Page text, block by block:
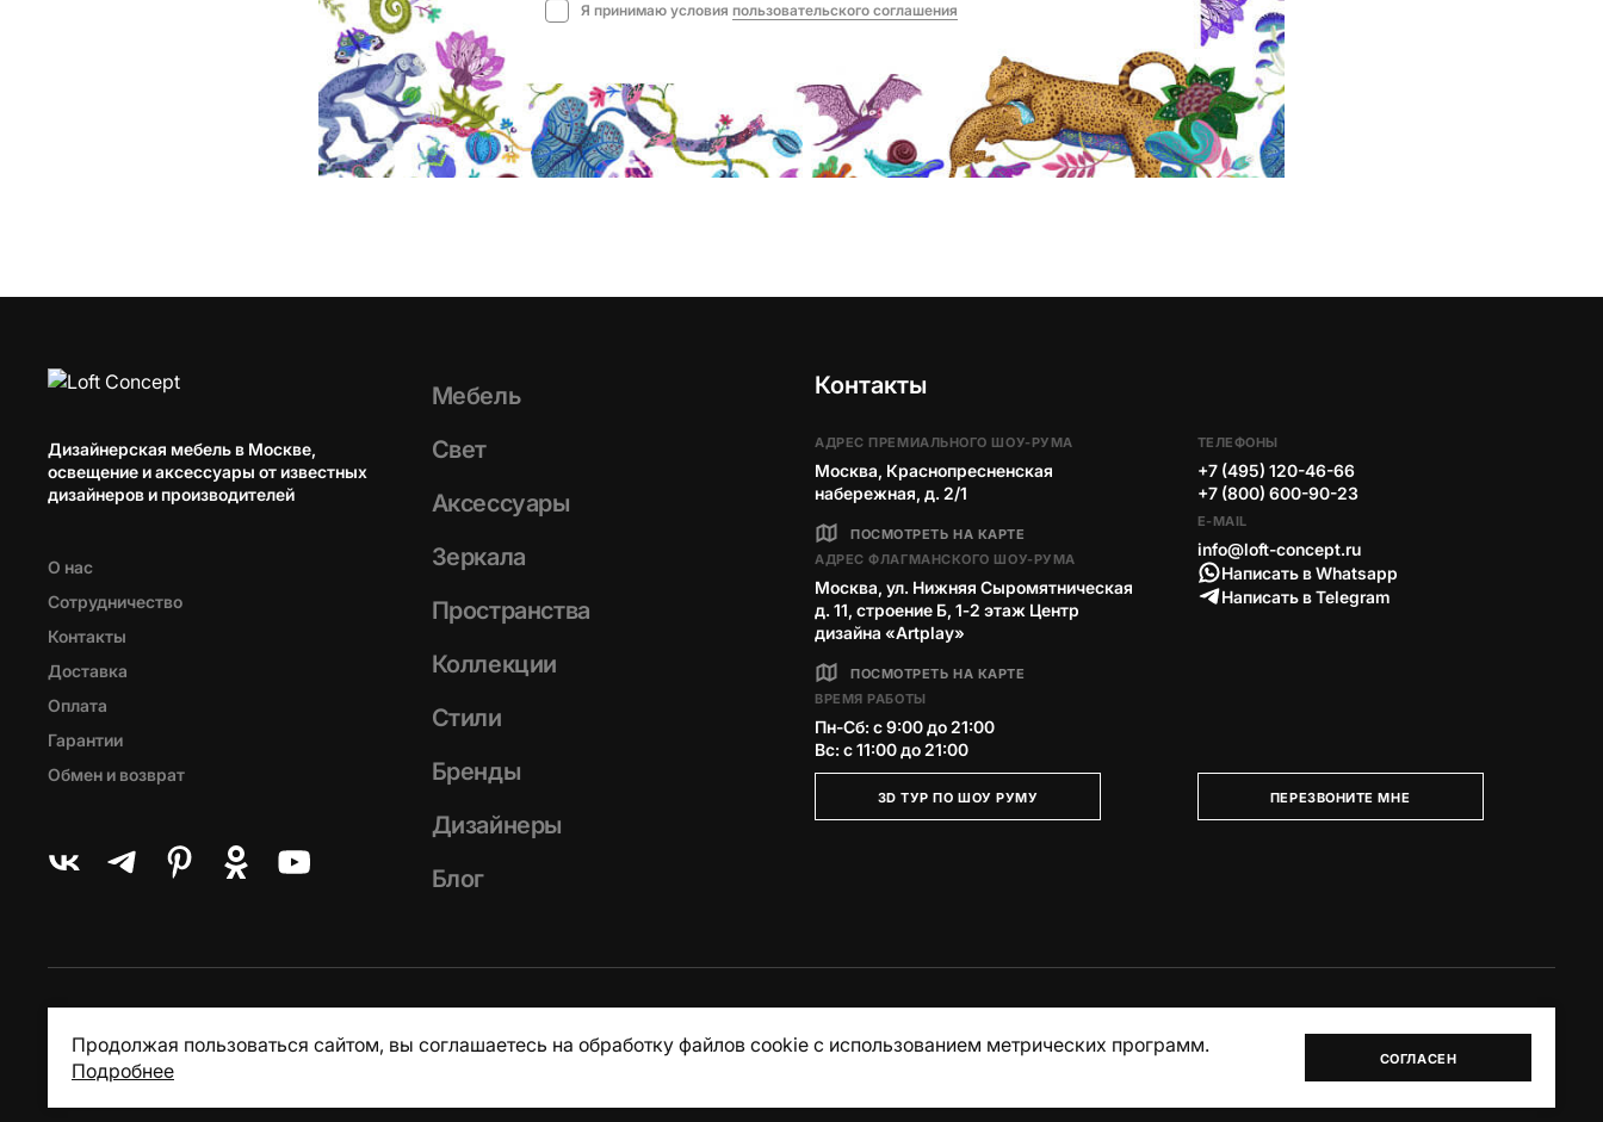
Я принимаю условия пользовательского соглашения
Дизайнерская мебель в Москве,
освещение и аксессуары от известных
дизайнеров и производителей
О нас
Сотрудничество
Контакты
Доставка
Оплата
Гарантии
Обмен и возврат
Мебель
Свет
Аксессуары
Зеркала
Пространства
Коллекции
Стили
Бренды
Дизайнеры
Блог
Контакты
АДРЕС ПРЕМИАЛЬНОГО ШОУ-РУМА
Москва, Краснопресненская
набережная, д. 2/1
ПОСМОТРЕТЬ НА КАРТЕ
АДРЕС ФЛАГМАНСКОГО ШОУ-РУМА
Москва, ул. Нижняя Сыромятническая
д. 11, строение Б, 1‑2 этаж Центр
дизайна «Artplay»
ПОСМОТРЕТЬ НА КАРТЕ
ВРЕМЯ РАБОТЫ
Пн-Сб: с 9:00 до 21:00
Вс: с 11:00 до 21:00
3D ТУР ПО ШОУ РУМУ
ТЕЛЕФОНЫ
+7 (495) 120-46-66
+7 (800) 600-90-23
E-MAIL
info@loft-concept.ru
Написать в Whatsapp
Написать в Telegram
ПЕРЕЗВОНИТЕ МНЕ
Продолжая пользоваться сайтом, вы соглашаетесь на обработку файлов cookie с использованием метрических программ.
Подробнее
СОГЛАСЕН